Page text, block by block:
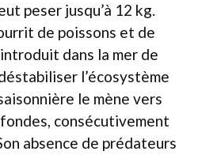
peser jusqu’à 12 kg.
de poissons et de
dans la mer de
l’écosystème
le mène vers
consécutivement
absence de prédateurs